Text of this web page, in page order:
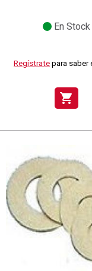
En Stock
Regístrate para saber
shopping_cart